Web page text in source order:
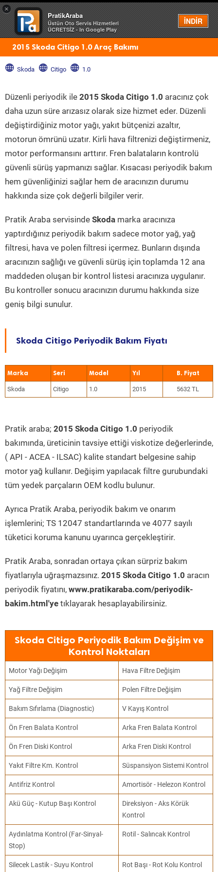
×
PratikAraba
Üstün Oto Servis Hizmetleri
ÜCRETSİZ - In Google Play
İNDİR
Menü
2015 Skoda Citigo 1.0 Araç Bakımı
Skoda Citigo 1.0
Düzenli periyodik ile 2015 Skoda Citigo 1.0 aracınız çok
daha uzun süre arızasız olarak size hizmet eder. Düzenli
değiştirdiğiniz motor yağı, yakıt bütçenizi azaltır,
motorun ömrünü uzatır. Kirli hava filtrenizi değiştirmeniz,
motor performansını arttırır. Fren balataların kontrolü
güvenli sürüş yapmanızı sağlar. Kısacası periyodik bakım
hem güvenliğinizi sağlar hem de aracınızın durumu
hakkında size çok değerli bilgiler verir.
Pratik Araba servisinde Skoda marka aracınıza
yaptırdığınız periyodik bakım sadece motor yağ, yağ
filtresi, hava ve polen filtresi içermez. Bunların dışında
aracınızın sağlığı ve güvenli sürüş için toplamda 12 ana
maddeden oluşan bir kontrol listesi aracınıza uygulanır.
Bu kontroller sonucu aracınızın durumu hakkında size
geniş bilgi sunulur.
Skoda Citigo Periyodik Bakım Fiyatı
Marka Seri Model Yıl
Skoda Citigo 1.0 2015 5632 TL
Pratik araba; 2015 Skoda Citigo 1.0 periyodik
bakımında, üreticinin tavsiye ettiği viskotize değerlerinde,
( API - ACEA - ILSAC) kalite standart belgesine sahip
motor yağ kullanır. Değişim yapılacak filtre gurubundaki
tüm yedek parçaların OEM kodlu bulunur.
Ayrıca Pratik Araba, periyodik bakım ve onarım
işlemlerini; TS 12047 standartlarında ve 4077 sayılı
tüketici koruma kanunu uyarınca gerçekleştirir.
Pratik Araba, sonradan ortaya çıkan sürpriz bakım
fiyatlarıyla uğraşmazsınız. 2015 Skoda Citigo 1.0 aracın
periyodik fiyatını, www.pratikaraba.com/periyodik-
bakim.html'ye tıklayarak hesaplayabilirsiniz.
Skoda Citigo Periyodik Bakım Değişim ve
Kontrol Noktaları
Motor Yağı Değişim Hava Filtre Değişim
Yağ Filtre Değişim Polen Filtre Değişim
Bakım Sıfırlama (Diagnostic) V Kayış Kontrol
Ön Fren Balata Kontrol Arka Fren Balata Kontrol
Ön Fren Diski Kontrol Arka Fren Diski Kontrol
Yakıt Filtre Km. Kontrol Süspansiyon Sistemi Kontrol
Antifriz Kontrol Amortisör - Helezon Kontrol
Akü Güç - Kutup Başı Kontrol
Direksiyon - Aks Körük
Kontrol
Aydınlatma Kontrol (Far-Sinyal-
Stop)
Rotil - Salıncak Kontrol
Silecek Lastik - Suyu Kontrol Rot Başı - Rot Kolu Kontrol